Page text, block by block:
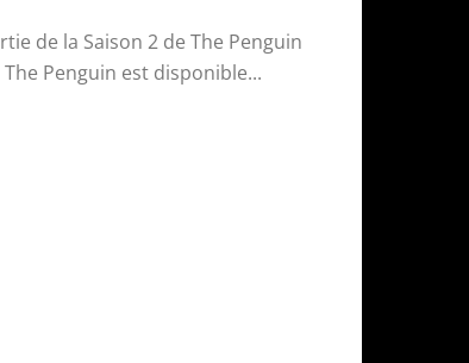
de la Saison 2 de The Penguin
Penguin est disponible...